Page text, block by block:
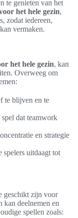
te genieten van het
het hele gezin,
zodat iedereen,
vermaken.
het hele gezin, kan
Overweeg om
te blijven en te
dat teamwork
en strategie
spelers uitdaagt tot
geschikt zijn voor
kan deelnemen en
spellen zoals: